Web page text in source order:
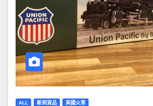
ALL 新到貨品 美國火車